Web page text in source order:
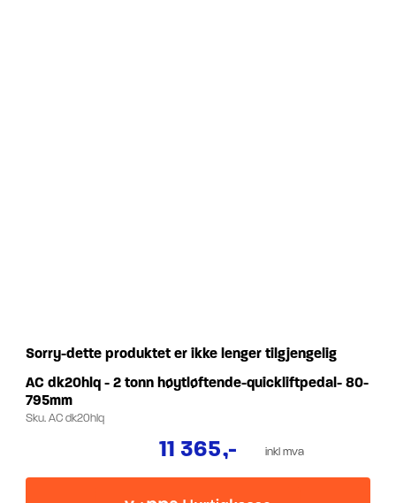
Sorry-dette produktet er ikke lenger tilgjengelig
AC dk20hlq - 2 tonn høytløftende-quickliftpedal- 80-
795mm
Sku.AC dk20hlq
11 365,- inkl mva